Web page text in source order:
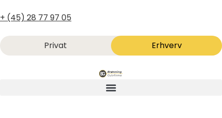
+ (45) 28 77 97 05
Privat Erhverv